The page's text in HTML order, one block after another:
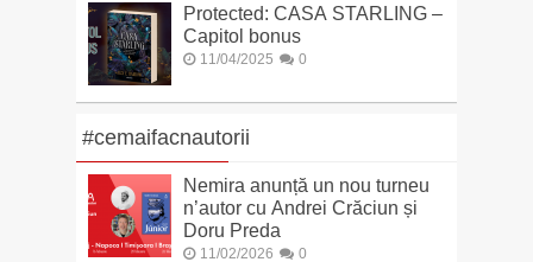
Protected: CASA STARLING –
Capitol bonus
11/04/2025 0
#cemaifacnautorii
Nemira anunță un nou turneu
n’autor cu Andrei Crăciun și
Doru Preda
11/02/2026 0